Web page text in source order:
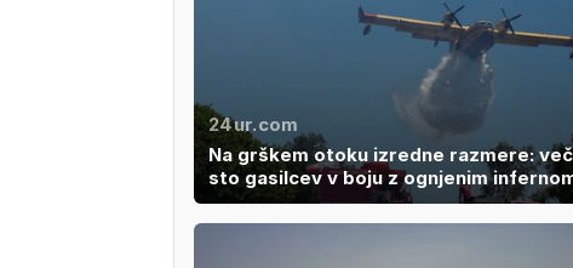
24ur.com
Na grškem otoku izredne razmere: več
sto gasilcev v boju z ognjenim